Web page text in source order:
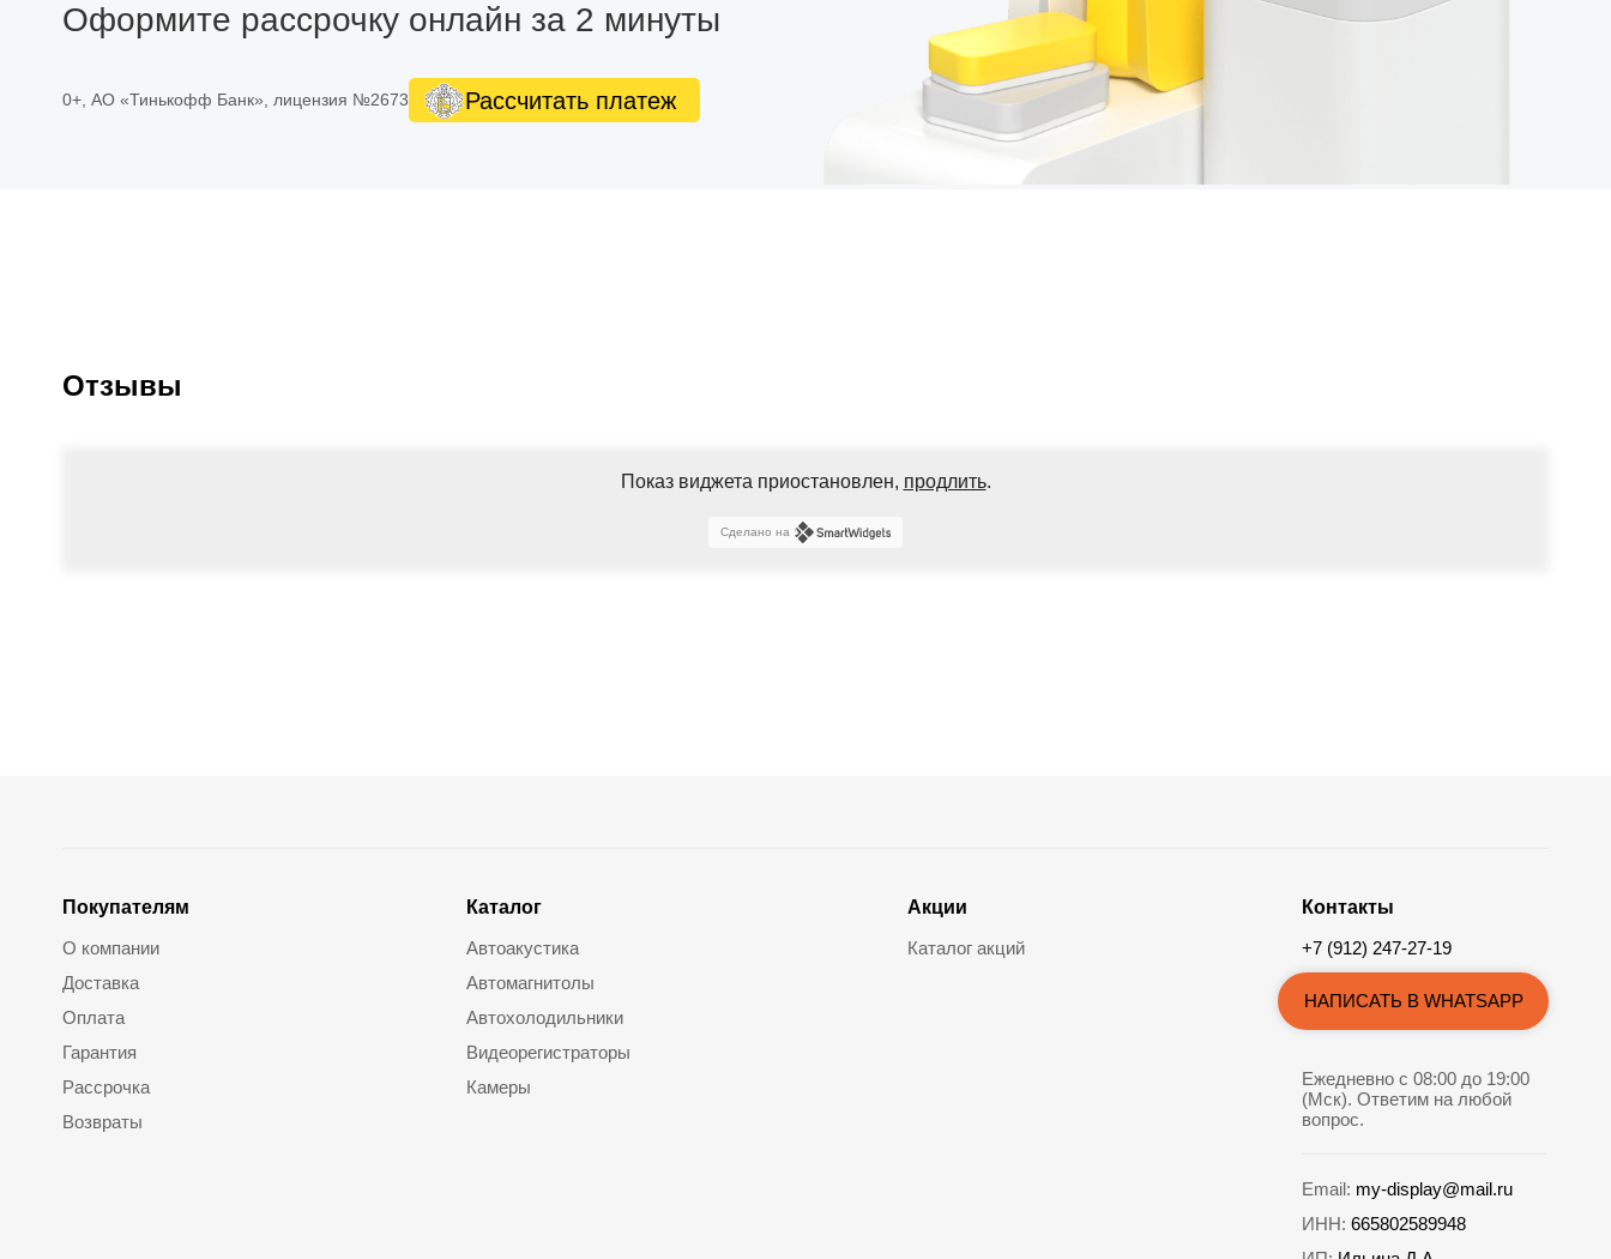
Оформите рассрочку онлайн за 2 минуты
0+, АО «Тинькофф Банк», лицензия №2673 Рассчитать платеж
Отзывы
Показ виджета приостановлен, продлить.
Сделано на
Покупателям
О компании
Доставка
Оплата
Гарантия
Рассрочка
Возвраты
Каталог
Автоакустика
Автомагнитолы
Автохолодильники
Видеорегистраторы
Камеры
Акции
Каталог акций
Контакты
+7 (912) 247-27-19
НАПИСАТЬ В WHATSAPP
Ежедневно с 08:00 до 19:00
(Мск). Ответим на любой
вопрос.
Email: my-display@mail.ru
ИНН: 665802589948